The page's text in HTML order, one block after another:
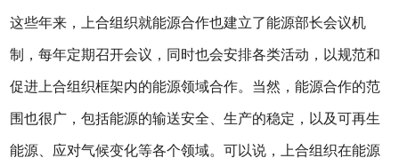
这些年来，上合组织就能源合作也建立了能源部长会议机
制，每年定期召开会议，同时也会安排各类活动，以规范和
促进上合组织框架内的能源领域合作。当然，能源合作的范
围也很广，包括能源的输送安全、生产的稳定，以及可再生
能源、应对气候变化等各个领域。可以说，上合组织在能源